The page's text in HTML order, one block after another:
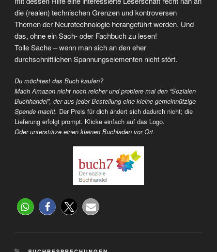
die (realen) technischen Grenzen und kontroversen
Themen der Neurotechnologie herangeführt werden. Und
das, ohne ein Sach- oder Fachbuch zu lesen!
Tolle Sache – wenn man sich an den eher
durchschnittlichen Spannungselementen nicht stört.
Du möchtest das Buch kaufen?
Mach Amazon nicht noch reicher und probiere mal den “Sozialen
Buchhandel”, der aus jeder Bestellung eine kleine gemeinnützige
Spende macht. Der Preis für dich ändert sich dadurch nicht; die
Lieferung erfolgt prompt. Klicke einfach auf das Logo.
Oder unterstütze einen kleinen Buchladen vor Ort.